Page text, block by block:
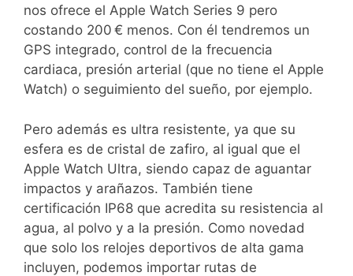
nos ofrece el Apple Watch Series 9 pero
costando 200 € menos. Con él tendremos un
GPS integrado, control de la frecuencia
cardiaca, presión arterial (que no tiene el Apple
Watch) o seguimiento del sueño, por ejemplo.
Pero además es ultra resistente, ya que su
esfera es de cristal de zafiro, al igual que el
Apple Watch Ultra, siendo capaz de aguantar
impactos y arañazos. También tiene
certificación IP68 que acredita su resistencia al
agua, al polvo y a la presión. Como novedad
que solo los relojes deportivos de alta gama
incluyen, podemos importar rutas de